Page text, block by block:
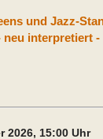
und Jazz-
neu interpretiert -
2026, 15:00 Uhr